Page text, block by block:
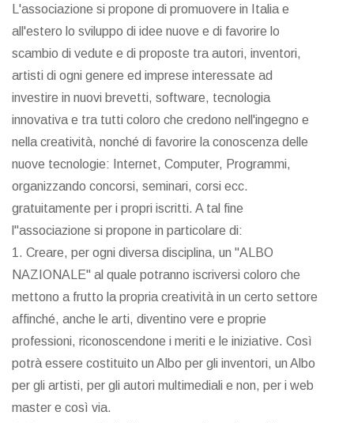
L'associazione si propone di promuovere in Italia e
all'estero lo sviluppo di idee nuove e di favorire lo
scambio di vedute e di proposte tra autori, inventori,
artisti di ogni genere ed imprese interessate ad
investire in nuovi brevetti, software, tecnologia
innovativa e tra tutti coloro che credono nell'ingegno e
nella creatività, nonché di favorire la conoscenza delle
nuove tecnologie: Internet, Computer, Programmi,
organizzando concorsi, seminari, corsi ecc.
gratuitamente per i propri iscritti. A tal fine
l"associazione si propone in particolare di:
1. Creare, per ogni diversa disciplina, un "ALBO
NAZIONALE" al quale potranno iscriversi coloro che
mettono a frutto la propria creatività in un certo settore
affinché, anche le arti, diventino vere e proprie
professioni, riconoscendone i meriti e le iniziative. Così
potrà essere costituito un Albo per gli inventori, un Albo
per gli artisti, per gli autori multimediali e non, per i web
master e così via.